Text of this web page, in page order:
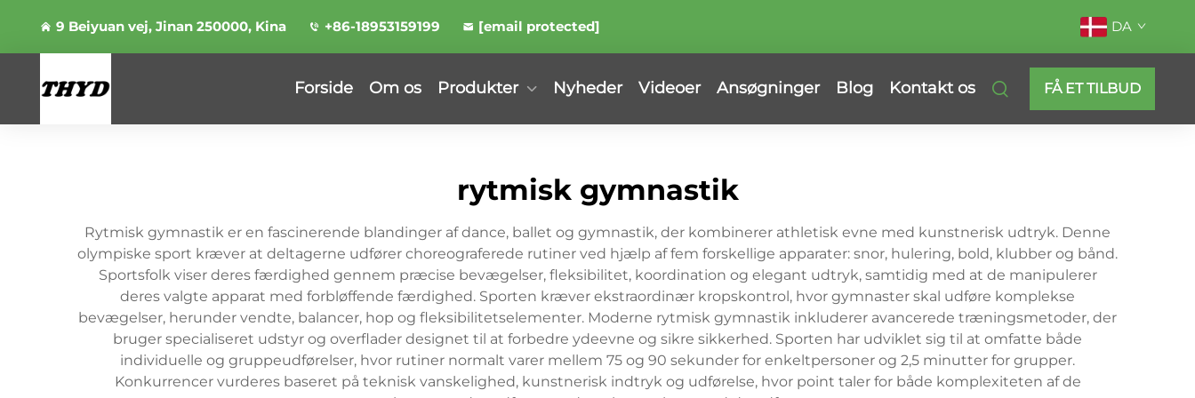
9 Beiyuan vej, Jinan 250000, Kina +86-18953159199 [email protected] DA
Forside Om os Produkter Nyheder Videoer Ansøgninger Blog Kontakt os FÅ ET TILBUD
rytmisk gymnastik
Rytmisk gymnastik er en fascinerende blandinger af dance, ballet og gymnastik, der kombinerer athletisk evne med kunstnerisk udtryk. Denne
olympiske sport kræver at deltagerne udfører choreograferede rutiner ved hjælp af fem forskellige apparater: snor, hulering, bold, klubber og bånd.
Sportsfolk viser deres færdighed gennem præcise bevægelser, fleksibilitet, koordination og elegant udtryk, samtidig med at de manipulerer
deres valgte apparat med forbløffende færdighed. Sporten kræver ekstraordinær kropskontrol, hvor gymnaster skal udføre komplekse
bevægelser, herunder vendte, balancer, hop og fleksibilitetselementer. Moderne rytmisk gymnastik inkluderer avancerede træningsmetoder, der
bruger specialiseret udstyr og overflader designet til at forbedre ydeevne og sikre sikkerhed. Sporten har udviklet sig til at omfatte både
individuelle og gruppeudførelser, hvor rutiner normalt varer mellem 75 og 90 sekunder for enkeltpersoner og 2,5 minutter for grupper.
Konkurrencer vurderes baseret på teknisk vanskelighed, kunstnerisk indtryk og udførelse, hvor point taler for både komplexiteten af de